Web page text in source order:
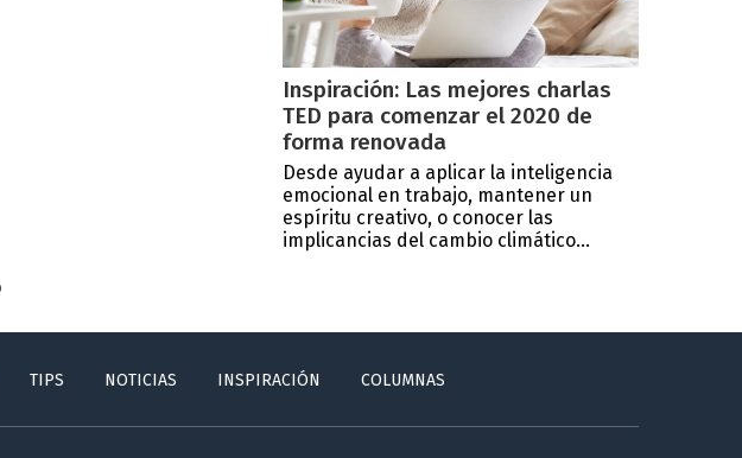
Inspiración: Las mejores charlas
TED para comenzar el 2020 de
forma renovada
Desde ayudar a aplicar la inteligencia
emocional en trabajo, mantener un
espíritu creativo, o conocer las
implicancias del cambio climático...
TIPS NOTICIAS INSPIRACIÓN COLUMNAS